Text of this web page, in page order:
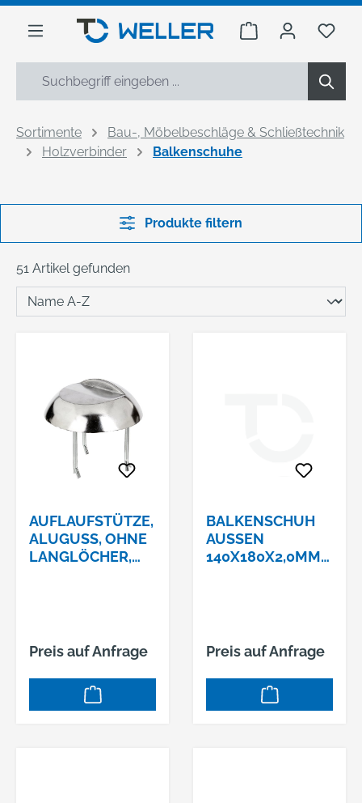
springen
Warenkorb Du
Sortimente
Bau-, Möbelbeschläge & Schließtechnik
Holzverbinder
Balkenschuhe
Produkte filtern
51 Artikel gefunden
AUFLAUFSTÜTZE,
ALUGUSS, OHNE
LANGLÖCHER,
Preis auf Anfrage
BALKENSCHUH
AUSSEN 1
40X180X2,0MMCE
Preis auf Anfrage